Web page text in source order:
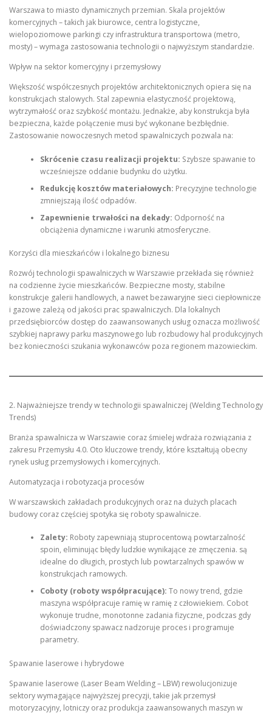
Warszawa to miasto dynamicznych przemian. Skala projektów
komercyjnych – takich jak biurowce, centra logistyczne,
wielopoziomowe parkingi czy infrastruktura transportowa (metro,
mosty) – wymaga zastosowania technologii o najwyższym standardzie.
Wpływ na sektor komercyjny i przemysłowy
Większość współczesnych projektów architektonicznych opiera się na
konstrukcjach stalowych. Stal zapewnia elastyczność projektową,
wytrzymałość oraz szybkość montażu. Jednakże, aby konstrukcja była
bezpieczna, każde połączenie musi być wykonane bezbłędnie.
Zastosowanie nowoczesnych metod spawalniczych pozwala na:
Skrócenie czasu realizacji projektu: Szybsze spawanie to
wcześniejsze oddanie budynku do użytku.
Redukcję kosztów materiałowych: Precyzyjne technologie
zmniejszają ilość odpadów.
Zapewnienie trwałości na dekady: Odporność na
obciążenia dynamiczne i warunki atmosferyczne.
Korzyści dla mieszkańców i lokalnego biznesu
Rozwój technologii spawalniczych w Warszawie przekłada się również
na codzienne życie mieszkańców. Bezpieczne mosty, stabilne
konstrukcje galerii handlowych, a nawet bezawaryjne sieci ciepłownicze
i gazowe zależą od jakości prac spawalniczych. Dla lokalnych
przedsiębiorców dostęp do zaawansowanych usług oznacza możliwość
szybkiej naprawy parku maszynowego lub rozbudowy hal produkcyjnych
bez konieczności szukania wykonawców poza regionem mazowieckim.
2. Najważniejsze trendy w technologii spawalniczej (Welding Technology
Trends)
Branża spawalnicza w Warszawie coraz śmielej wdraża rozwiązania z
zakresu Przemysłu 4.0. Oto kluczowe trendy, które kształtują obecny
rynek usług przemysłowych i komercyjnych.
Automatyzacja i robotyzacja procesów
W warszawskich zakładach produkcyjnych oraz na dużych placach
budowy coraz częściej spotyka się roboty spawalnicze.
Zalety: Roboty zapewniają stuprocentową powtarzalność
spoin, eliminując błędy ludzkie wynikające ze zmęczenia. są
idealne do długich, prostych lub powtarzalnych spawów w
konstrukcjach ramowych.
Coboty (roboty współpracujące): To nowy trend, gdzie
maszyna współpracuje ramię w ramię z człowiekiem. Cobot
wykonuje trudne, monotonne zadania fizyczne, podczas gdy
doświadczony spawacz nadzoruje proces i programuje
parametry.
Spawanie laserowe i hybrydowe
Spawanie laserowe (Laser Beam Welding – LBW) rewolucjonizuje
sektory wymagające najwyższej precyzji, takie jak przemysł
motoryzacyjny, lotniczy oraz produkcja zaawansowanych maszyn w